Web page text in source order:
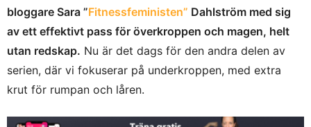
bloggare Sara ”Fitnessfeministen” Dahlström med sig
av ett effektivt pass för överkroppen och magen, helt
utan redskap. Nu är det dags för den andra delen av
serien, där vi fokuserar på underkroppen, med extra
krut för rumpan och låren.